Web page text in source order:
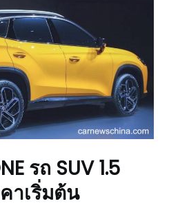
รถ SUV 1.5
าเริ่มต้น